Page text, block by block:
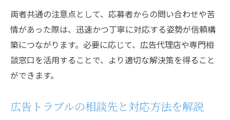
両者共通の注意点として、応募者からの問い合わせや苦
情があった際は、迅速かつ丁寧に対応する姿勢が信頼構
築につながります。必要に応じて、広告代理店や専門相
談窓口を活用することで、より適切な解決策を得ること
ができます。
広告トラブルの相談先と対応方法を解説